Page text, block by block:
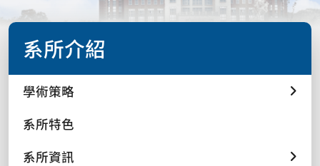
系所介紹
學術策略
系所特色
系所資訊